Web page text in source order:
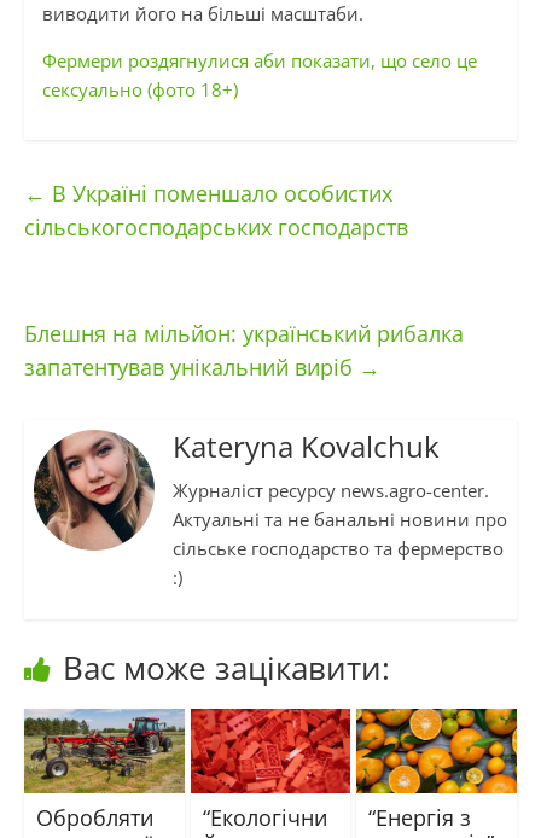
виводити його на більші масштаби.
Фермери роздягнулися аби показати, що село це
сексуально (фото 18+)
← В Україні поменшало особистих
сільськогосподарських господарств
Блешня на мільйон: український рибалка
запатентував унікальний виріб →
Kateryna Kovalchuk
Журналіст ресурсу news.agro-center.
Актуальні та не банальні новини про
сільське господарство та фермерство
:)
Вас може зацікавити:
Обробляти
“Екологічни
“Енергія з